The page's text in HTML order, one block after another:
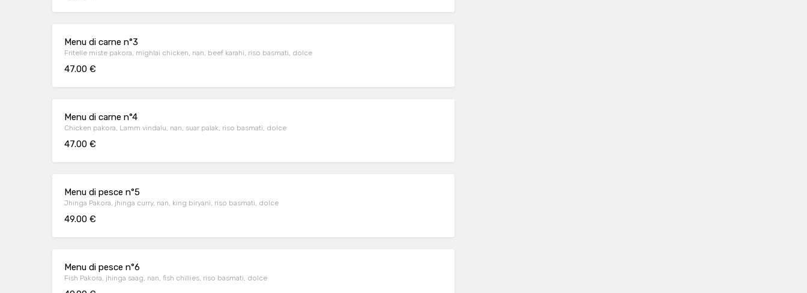
Menu di carne n°3
Fritelle miste pakora, mighlai chicken, nan, beef karahi, riso basmati, dolce
47.00 €
Menu di carne n°4
Chicken pakora, Lamm vindalu, nan, suar palak, riso basmati, dolce
47.00 €
Menu di pesce n°5
Jhinga Pakora, jhinga curry, nan, king biryani, riso basmati, dolce
49.00 €
Menu di pesce n°6
Fish Pakora, jhinga saag, nan, fish chillies, riso basmati, dolce